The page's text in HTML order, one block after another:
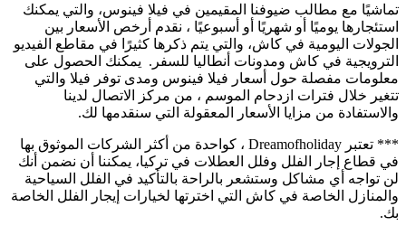
تماشيًا مع مطالب ضيوفنا المقيمين في فيلا فينوس، والتي يمكنك
استئجارها يوميًا أو شهريًا أو أسبوعيًا ، نقدم أرخص الأسعار بين
الجولات اليومية في كاش، والتي يتم ذكرها كثيرًا في مقاطع الفيديو
الترويجية في كاش ومدونات أنطاليا للسفر. يمكنك الحصول على
معلومات مفصلة حول أسعار فيلا فينوس ومدى توفر فيلا والتي
تتغير خلال فترات ازدحام الموسم ، من مركز الاتصال لدينا
والاستفادة من مزايا الأسعار المعقولة التي سنقدمها لك.
*** تعتبر Dreamofholiday ، كواحدة من أكثر الشركات الموثوق بها
في قطاع إجار الفلل وفلل العطلات في تركيا، يمكننا أن نضمن أنك
لن تواجه أي مشاكل وستشعر بالراحة بالتأكيد في الفلل السياحية
والمنازل الخاصة في كاش التي اخترتها لخيارات إيجار الفلل الخاصة
بك.